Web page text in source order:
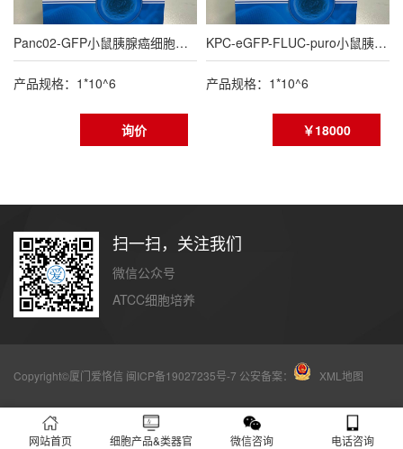
Panc02-GFP小鼠胰腺癌细胞绿色荧光蛋白标记（STR鉴定报告）
产品规格：1*10^6
询价
KPC-eGFP-FLUC-puro小鼠胰腺癌细胞(eGFP/FLUC双标)
产品规格：1*10^6
￥18000
扫一扫，关注我们
微信公众号
ATCC细胞培养
Copyright©厦门爱恪信 闽ICP备19027235号-7 公安备案： XML地图
网站首页 细胞产品&类器官 微信咨询 电话咨询